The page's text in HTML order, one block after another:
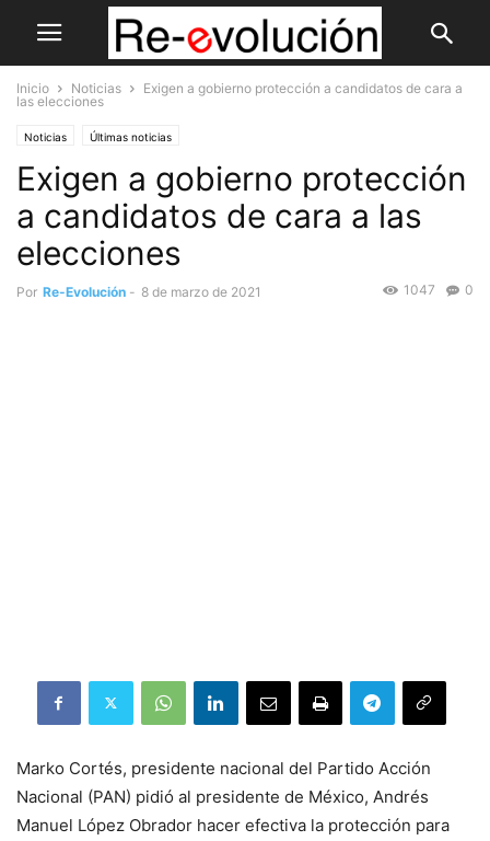
Inicio Noticias
Exigen a gobierno protección a candidatos de cara a
las elecciones
Noticias Últimas noticias
Exigen a gobierno protección
a candidatos de cara a las
elecciones
Por Re-Evolución - 8 de marzo de 2021 0
1047
Marko Cortés, presidente nacional del Partido Acción
Nacional (PAN) pidió al presidente de México, Andrés
Manuel López Obrador hacer efectiva la protección para